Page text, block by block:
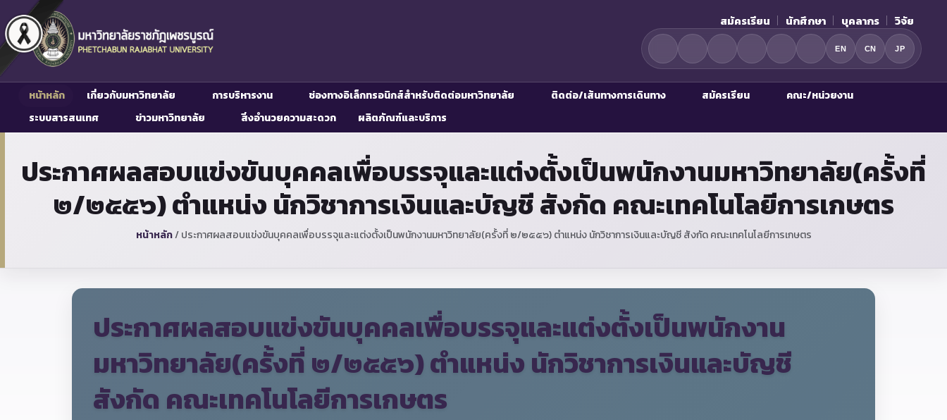
สมัครเรียน นักศึกษา บุคลากร วิจัย
EN CN JP
หน้าหลัก เกี่ยวกับมหาวิทยาลัย การบริหารงาน ช่องทางอิเล็กทรอนิกส์สำหรับติดต่อมหาวิทยาลัย ติดต่อ/เส้นทางการเดินทาง สมัครเรียน
คณะ/หน่วยงาน
ระบบสารสนเทศ
ข่าวมหาวิทยาลัย สิ่งอำนวยความสะดวก ผลิตภัณฑ์และบริการ
ประกาศผลสอบแข่งขันบุคคลเพื่อบรรจุและแต่งตั้งเป็นพนักงานมหาวิทยาลัย(ครั้งที่
๒/๒๕๕๖) ตำแหน่ง นักวิชาการเงินและบัญชี สังกัด คณะเทคโนโลยีการเกษตร
หน้าหลัก/ ประกาศผลสอบแข่งขันบุคคลเพื่อบรรจุและแต่งตั้งเป็นพนักงานมหาวิทยาลัย(ครั้งที่ ๒/๒๕๕๖) ตำแหน่ง นักวิชาการเงินและบัญชี สังกัด คณะเทคโนโลยีการเกษตร
ประกาศผลสอบแข่งขันบุคคลเพื่อบรรจุและแต่งตั้งเป็นพนักงาน
มหาวิทยาลัย(ครั้งที่ ๒/๒๕๕๖) ตำแหน่ง นักวิชาการเงินและบัญชี
สังกัด คณะเทคโนโลยีการเกษตร